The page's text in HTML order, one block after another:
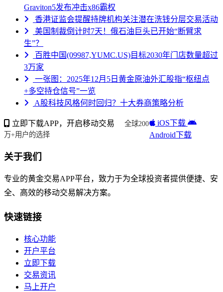
Graviton5发布冲击x86霸权
香港证监会提醒持牌机构关注潜在洗钱分层交易活动
美国制裁倒计时7天！俄石油巨头已开始“断臂求
生”？
百胜中国(09987,YUMC.US)目标2030年门店数量超过
3万家
一张图：2025年12月5日黄金原油外汇股指“枢纽点
+多空持仓信号”一览
A股科技风格何时回归？十大券商策略分析
立即下载APP，开启移动交易
全球200
万+用户的选择
iOS下载
Android下载
关于我们
专业的黄金交易APP平台，致力于为全球投资者提供便捷、安
全、高效的移动交易解决方案。
快速链接
核心功能
开户平台
立即下载
交易资讯
马上开户